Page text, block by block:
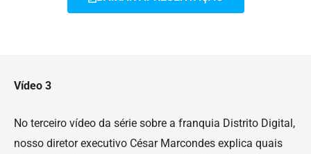
Vídeo 3
No terceiro vídeo da série sobre a franquia Distrito Digital,
nosso diretor executivo César Marcondes explica quais